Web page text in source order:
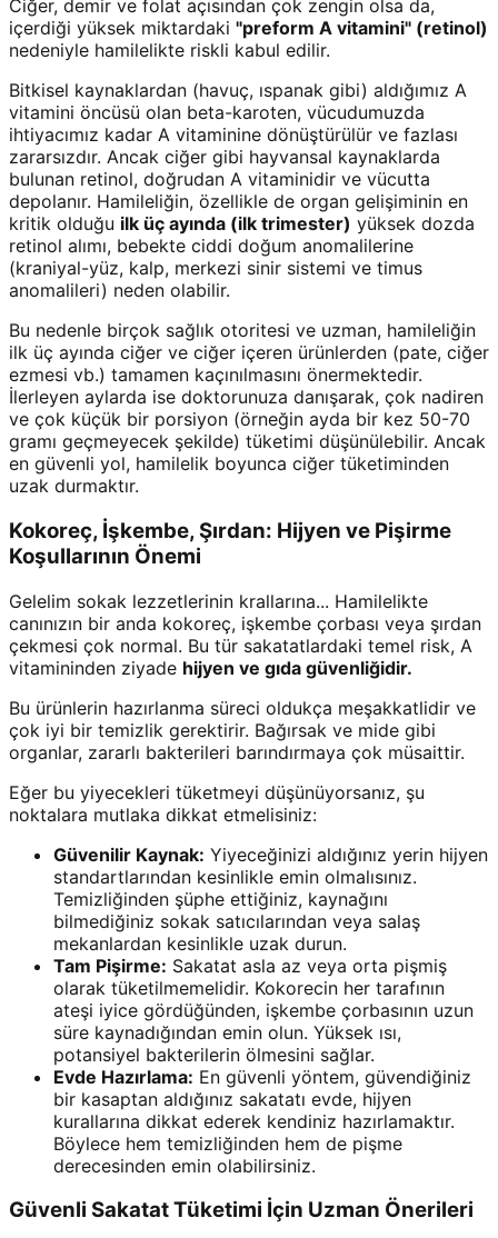
Ciğer, demir ve folat açısından çok zengin olsa da,
içerdiği yüksek miktardaki "preform A vitamini" (retinol)
nedeniyle hamilelikte riskli kabul edilir.
Bitkisel kaynaklardan (havuç, ıspanak gibi) aldığımız A
vitamini öncüsü olan beta-karoten, vücudumuzda
ihtiyacımız kadar A vitaminine dönüştürülür ve fazlası
zararsızdır. Ancak ciğer gibi hayvansal kaynaklarda
bulunan retinol, doğrudan A vitaminidir ve vücutta
depolanır. Hamileliğin, özellikle de organ gelişiminin en
kritik olduğu ilk üç ayında (ilk trimester) yüksek dozda
retinol alımı, bebekte ciddi doğum anomalilerine
(kraniyal-yüz, kalp, merkezi sinir sistemi ve timus
anomalileri) neden olabilir.
Bu nedenle birçok sağlık otoritesi ve uzman, hamileliğin
ilk üç ayında ciğer ve ciğer içeren ürünlerden (pate, ciğer
ezmesi vb.) tamamen kaçınılmasını önermektedir.
İlerleyen aylarda ise doktorunuza danışarak, çok nadiren
ve çok küçük bir porsiyon (örneğin ayda bir kez 50-70
gramı geçmeyecek şekilde) tüketimi düşünülebilir. Ancak
en güvenli yol, hamilelik boyunca ciğer tüketiminden
uzak durmaktır.
Kokoreç, İşkembe, Şırdan: Hijyen ve Pişirme
Koşullarının Önemi
Gelelim sokak lezzetlerinin krallarına... Hamilelikte
canınızın bir anda kokoreç, işkembe çorbası veya şırdan
çekmesi çok normal. Bu tür sakatatlardaki temel risk, A
vitamininden ziyade hijyen ve gıda güvenliğidir.
Bu ürünlerin hazırlanma süreci oldukça meşakkatlidir ve
çok iyi bir temizlik gerektirir. Bağırsak ve mide gibi
organlar, zararlı bakterileri barındırmaya çok müsaittir.
Eğer bu yiyecekleri tüketmeyi düşünüyorsanız, şu
noktalara mutlaka dikkat etmelisiniz:
Güvenilir Kaynak: Yiyeceğinizi aldığınız yerin hijyen
standartlarından kesinlikle emin olmalısınız.
Temizliğinden şüphe ettiğiniz, kaynağını
bilmediğiniz sokak satıcılarından veya salaş
mekanlardan kesinlikle uzak durun.
Tam Pişirme: Sakatat asla az veya orta pişmiş
olarak tüketilmemelidir. Kokorecin her tarafının
ateşi iyice gördüğünden, işkembe çorbasının uzun
süre kaynadığından emin olun. Yüksek ısı,
potansiyel bakterilerin ölmesini sağlar.
Evde Hazırlama: En güvenli yöntem, güvendiğiniz
bir kasaptan aldığınız sakatatı evde, hijyen
kurallarına dikkat ederek kendiniz hazırlamaktır.
Böylece hem temizliğinden hem de pişme
derecesinden emin olabilirsiniz.
Güvenli Sakatat Tüketimi İçin Uzman Önerileri